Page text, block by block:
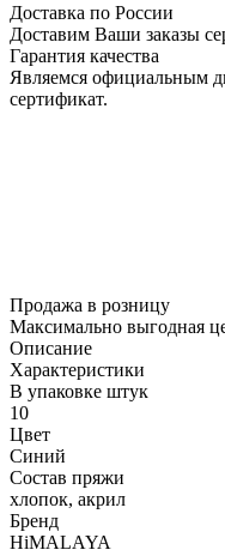
Доставка по России
Доставим Ваши заказы
Гарантия качества
Являемся официальным
сертификат.
Продажа в розницу
Максимально выгодная
Описание
Характеристики
В упаковке штук
10
Цвет
Синий
Состав пряжи
хлопок, акрил
Бренд
HiMALAYA